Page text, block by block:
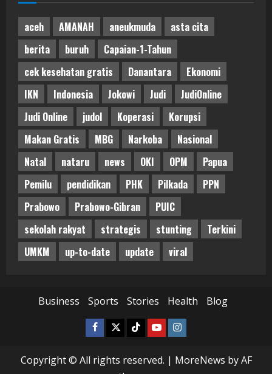
aceh AMANAH aneukmuda
asta cita
berita
buruh
Capaian-1-Tahun
cek kesehatan gratis
Danantara
Ekonomi
IKN
Indonesia Jokowi Judi
JudiOnline
Judi Online
judol Koperasi
Korupsi
Makan Gratis
MBG Narkoba
Nasional
Natal
nataru news OKI OPM
Papua
Pemilu
pendidikan PHK Pilkada
PPN
Prabowo
Prabowo-Gibran
PUIC
sekolah rakyat
strategis stunting
Terkini
UMKM
up-to-date update viral
Business Sports Stories Health Blog
Facebook
TwitterTiktokYoutubeInstagram
Copyright © All rights reserved. | MoreNews by AF